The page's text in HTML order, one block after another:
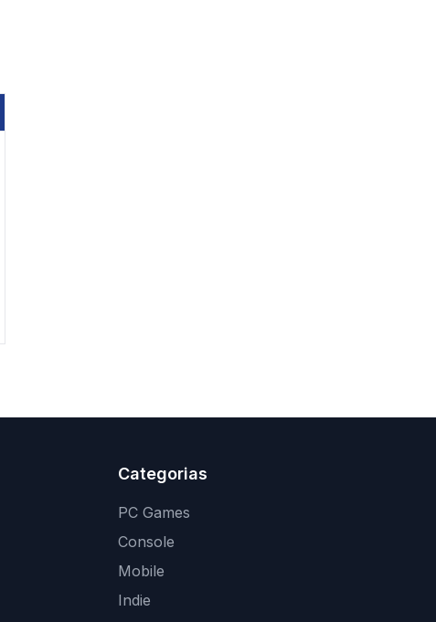
Categorias
PC Games
Console
Mobile
Indie